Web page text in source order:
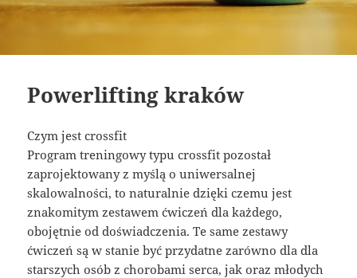
Powerlifting kraków
Czym jest crossfit
Program treningowy typu crossfit pozostał
zaprojektowany z myślą o uniwersalnej
skalowalności, to naturalnie dzięki czemu jest
znakomitym zestawem ćwiczeń dla każdego,
obojętnie od doświadczenia. Te same zestawy
ćwiczeń są w stanie być przydatne zarówno dla dla
starszych osób z chorobami serca, jak oraz młodych